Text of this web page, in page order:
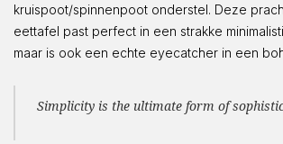
kruispoot/spinnenpoot onderstel. Deze
eettafel past perfect in een strakke
maar is ook een echte eyecatcher in een
Simplicity is the ultimate form of